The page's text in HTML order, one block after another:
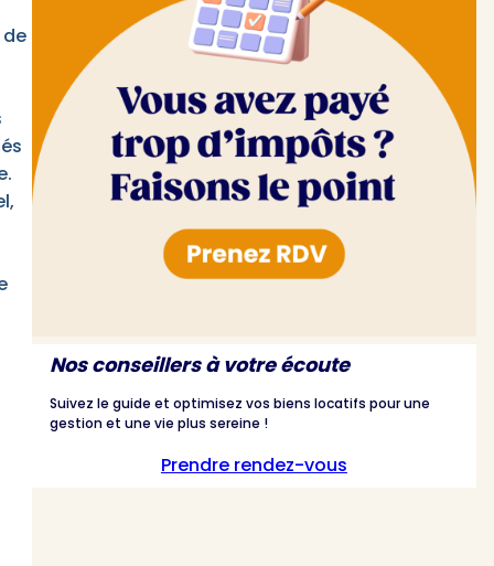
Nos conseillers à votre écoute
Suivez le guide et optimisez vos biens locatifs pour une
gestion et une vie plus sereine !
Prendre rendez-vous